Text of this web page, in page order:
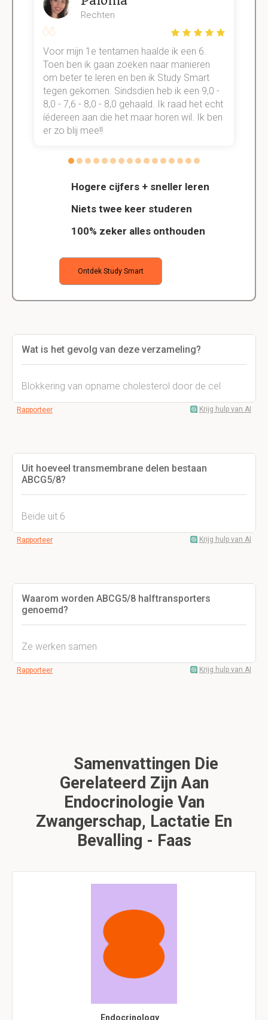
Hogere cijfers + sneller leren
Niets twee keer studeren
100% zeker alles onthouden
Ontdek Study Smart
Rechten
Voor mijn 1e tentamen haalde ik een 6.
Toen ben ik gaan zoeken naar manieren
om beter te leren en ben ik Study Smart
tegen gekomen. Sindsdien heb ik een 9,0 -
8,0 - 7,6 - 8,0 - 8,0 gehaald. Ik raad het echt
íédereen aan die het maar horen wil. Ik ben
er zo blij mee!!
Wat is het gevolg van deze verzameling?
Blokkering van opname cholesterol door de cel
Rapporteer Krijg hulp van AI
Uit hoeveel transmembrane delen bestaan
ABCG5/8?
Beide uit 6
Rapporteer Krijg hulp van AI
Waarom worden ABCG5/8 halftransporters
genoemd?
Ze werken samen
Rapporteer Krijg hulp van AI
Samenvattingen Die
Gerelateerd Zijn Aan
Endocrinologie Van
Zwangerschap, Lactatie En
Bevalling - Faas
Endocrinology